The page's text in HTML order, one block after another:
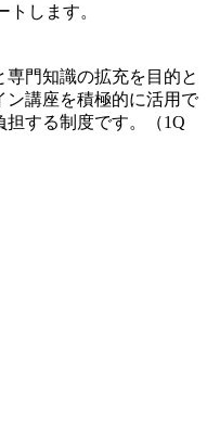
トします。
門知識の拡充を目的と
ン講座を積極的に活用で
する制度です。（1Q